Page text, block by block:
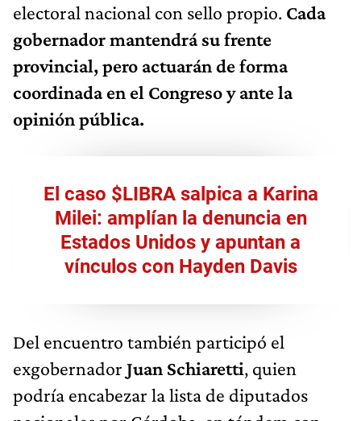
electoral nacional con sello propio. Cada
gobernador mantendrá su frente
provincial, pero actuarán de forma
coordinada en el Congreso y ante la
opinión pública.
El caso $LIBRA salpica a Karina
Milei: amplían la denuncia en
Estados Unidos y apuntan a
vínculos con Hayden Davis
Del encuentro también participó el
exgobernador Juan Schiaretti, quien
podría encabezar la lista de diputados